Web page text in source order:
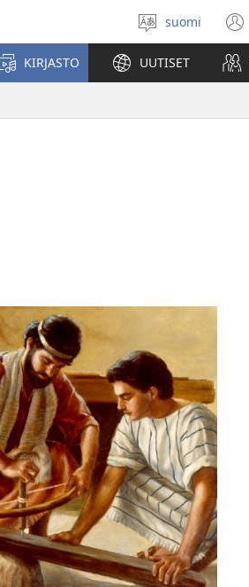
Valitse
kieli
suomi
KIRJASTO UUTISET